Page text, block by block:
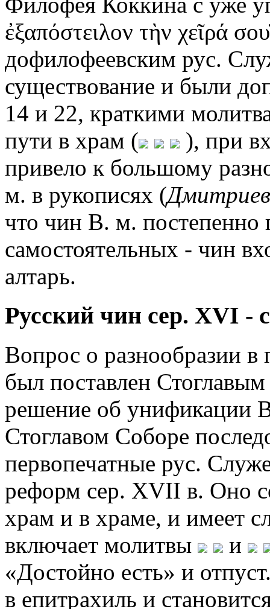
ἐξαπόστειλον τὴν χεῖρά
дофилофеевским рус.
существование и были
14 и 22, краткими
пути в храм (
), при
привело к большому
м. в рукописях (
что чин В. м. постепенно
самостоятельных - чин
алтарь.
Русский чин сер. XVI -
Вопрос о разнообразии
был поставлен
решение об унификации
Стоглавом Соборе
первопечатные рус.
реформ сер. XVII в. Оно
храм и в храме, и имеет
включает молитвы
и
«Достойно есть» и
в епитрахиль и